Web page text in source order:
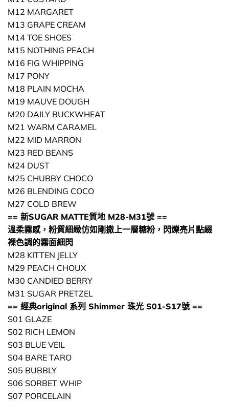
M12 MARGARET
M13 GRAPE CREAM
M14 TOE SHOES
M15 NOTHING PEACH
M16 FIG WHIPPING
M17 PONY
M18 PLAIN MOCHA
M19 MAUVE DOUGH
M20 DAILY BUCKWHEAT
M21 WARM CARAMEL
M22 MID MARRON
M23 RED BEANS
M24 DUST
M25 CHUBBY CHOCO
M26 BLENDING COCO
M27 COLD BREW
== 新SUGAR MATTE質地 M28-M31號 ==
溫柔霧感，粉質細緻仿如剛撒上一層糖粉，閃爍亮片點綴
裸色調的霧面細閃
M28 KITTEN JELLY
M29 PEACH CHOUX
M30 CANDIED BERRY
M31 SUGAR PRETZEL
== 經典original 系列 Shimmer 珠光 S01-S17號 ==
S01 GLAZE
S02 RICH LEMON
S03 BLUE VEIL
S04 BARE TARO
S05 BUBBLY
S06 SORBET WHIP
S07 PORCELAIN